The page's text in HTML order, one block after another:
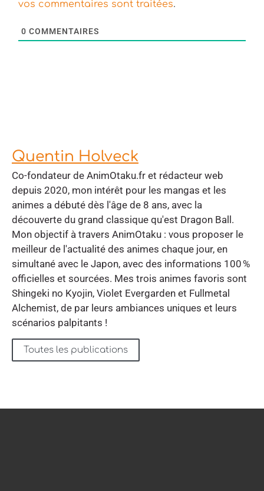
vos commentaires sont traitées.
0 COMMENTAIRES
Quentin Holveck
Co-fondateur de AnimOtaku.fr et rédacteur web
depuis 2020, mon intérêt pour les mangas et les
animes a débuté dès l'âge de 8 ans, avec la
découverte du grand classique qu'est Dragon Ball.
Mon objectif à travers AnimOtaku : vous proposer le
meilleur de l'actualité des animes chaque jour, en
simultané avec le Japon, avec des informations 100 %
officielles et sourcées. Mes trois animes favoris sont
Shingeki no Kyojin, Violet Evergarden et Fullmetal
Alchemist, de par leurs ambiances uniques et leurs
scénarios palpitants !
Toutes les publications